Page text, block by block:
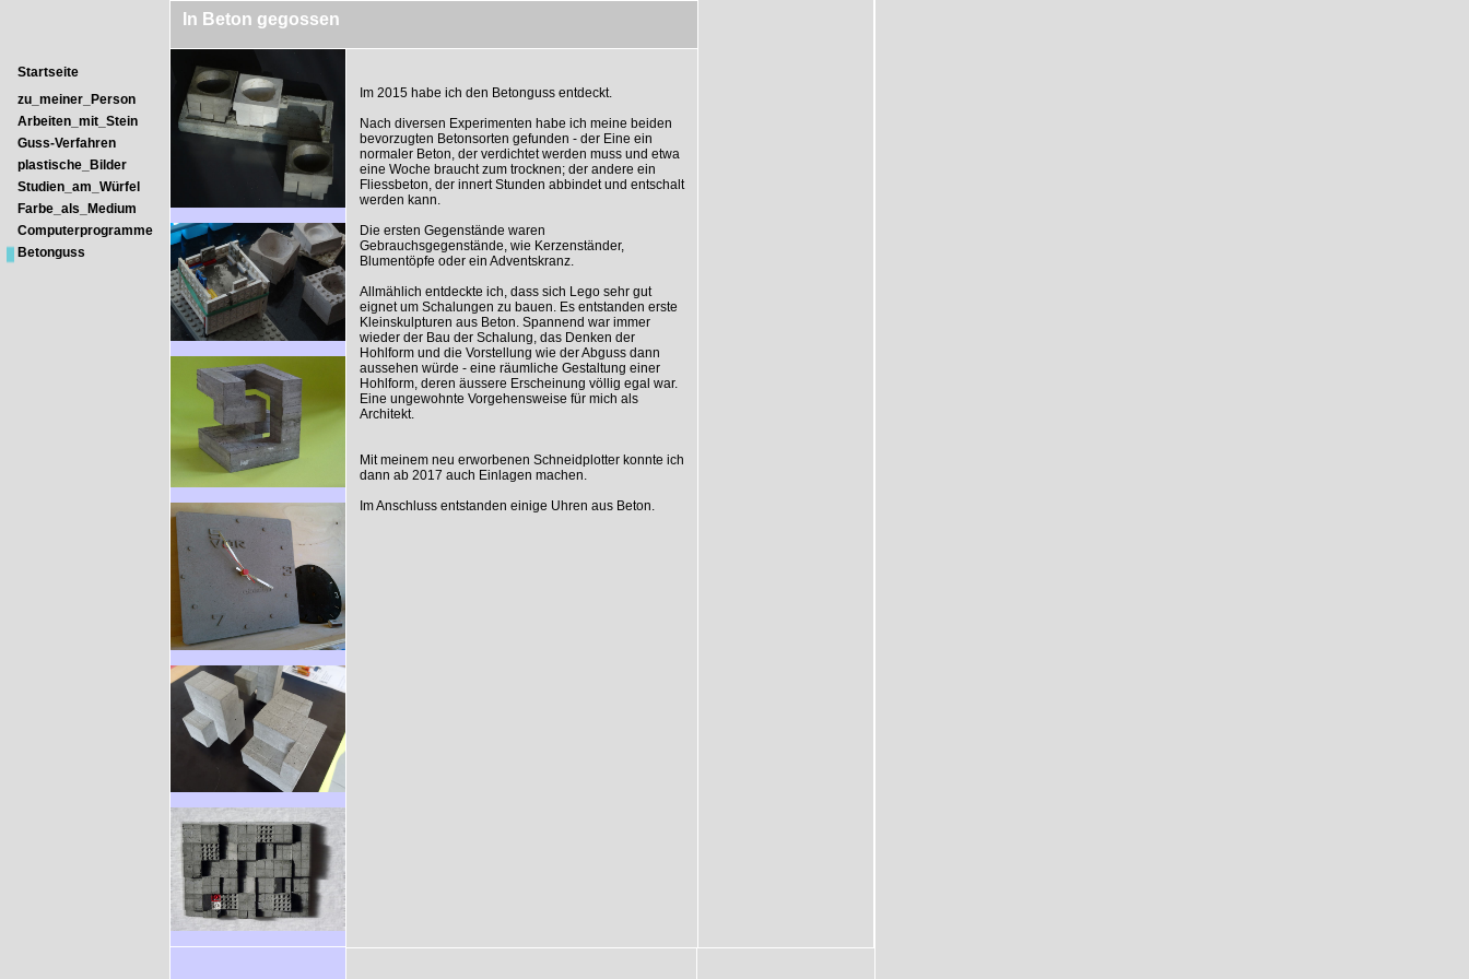
Startseite
zu_meiner_Person
Arbeiten_mit_Stein
Guss-Verfahren
plastische_Bilder
Studien_am_Würfel
Farbe_als_Medium
Computerprogramme
Betonguss
In Beton gegossen
Im 2015 habe ich den Betonguss entdeckt.
Nach diversen Experimenten habe ich meine beiden
bevorzugten Betonsorten gefunden - der Eine ein
normaler Beton, der verdichtet werden muss und etwa
eine Woche braucht zum trocknen; der andere ein
Fliessbeton, der innert Stunden abbindet und entschalt
werden kann.
Die ersten Gegenstände waren
Gebrauchsgegenstände, wie Kerzenständer,
Blumentöpfe oder ein Adventskranz.
Allmählich entdeckte ich, dass sich Lego sehr gut
eignet um Schalungen zu bauen. Es entstanden erste
Kleinskulpturen aus Beton. Spannend war immer
wieder der Bau der Schalung, das Denken der
Hohlform und die Vorstellung wie der Abguss dann
aussehen würde - eine räumliche Gestaltung einer
Hohlform, deren äussere Erscheinung völlig egal war.
Eine ungewohnte Vorgehensweise für mich als
Architekt.
Mit meinem neu erworbenen Schneidplotter konnte ich
dann ab 2017 auch Einlagen machen.
Im Anschluss entstanden einige Uhren aus Beton.